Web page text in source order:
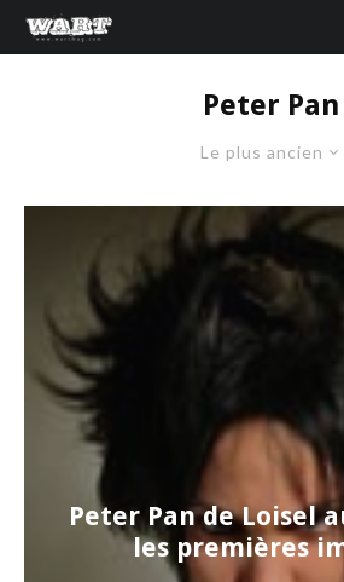
Peter Pan
Le plus ancien
Peter Pan de Loisel
les premières